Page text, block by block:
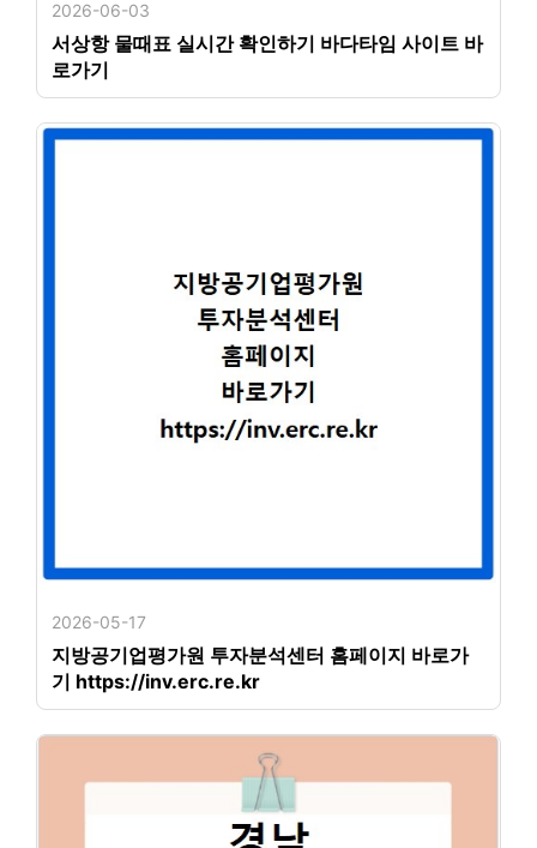
2026-06-03
서상항 물때표 실시간 확인하기 바다타임 사이트 바
로가기
2026-05-17
지방공기업평가원 투자분석센터 홈페이지 바로가
기 https://inv.erc.re.kr